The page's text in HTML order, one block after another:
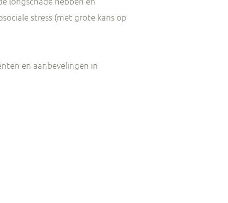
stress (met grote kans op
en aanbevelingen in